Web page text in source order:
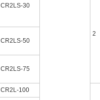
CR2LS-30
2
CR2LS-50
CR2LS-75
CR2L-100